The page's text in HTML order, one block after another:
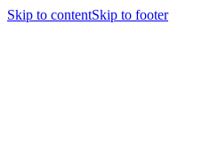
Skip to contentSkip to footer